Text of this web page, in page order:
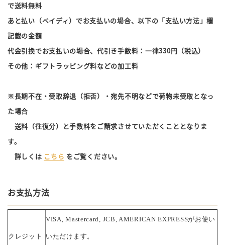
で送料無料
あと払い（ペイディ）でお支払いの場合、以下の「支払い方法」欄
記載の金額
代金引換でお支払いの場合、代引き手数料：一律330円（税込）
その他：ギフトラッピング料などの加工料
※長期不在・受取辞退（拒否）・宛先不明などで荷物未受取となっ
た場合
送料（往復分）と手数料をご請求させていただくこととなりま
す。
詳しくは こちら をご覧ください。
お支払方法
クレジット
VISA, Mastercard, JCB, AMERICAN EXPRESSがお使い
いただけます。